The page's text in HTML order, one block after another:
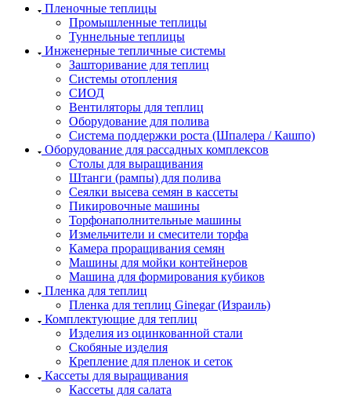
Пленочные теплицы
Промышленные теплицы
Туннельные теплицы
Инженерные тепличные системы
Зашторивание для теплиц
Системы отопления
СИОД
Вентиляторы для теплиц
Оборудование для полива
Система поддержки роста (Шпалера / Кашпо)
Оборудование для рассадных комплексов
Столы для выращивания
Штанги (рампы) для полива
Сеялки высева семян в кассеты
Пикировочные машины
Торфонаполнительные машины
Измельчители и смесители торфа
Камера проращивания семян
Машины для мойки контейнеров
Машина для формирования кубиков
Пленка для теплиц
Пленка для теплиц Ginegar (Израиль)
Комплектующие для теплиц
Изделия из оцинкованной стали
Скобяные изделия
Крепление для пленок и сеток
Кассеты для выращивания
Кассеты для салата